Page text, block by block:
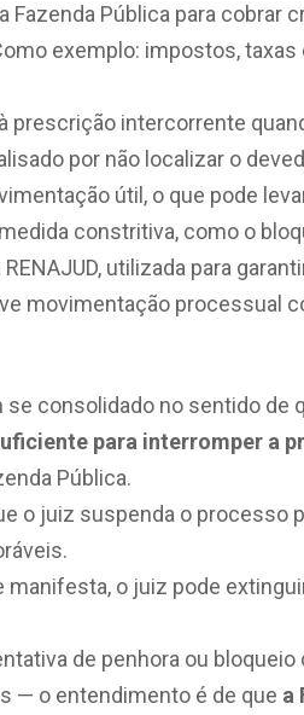
Fazenda Pública para cobrar
exemplo: impostos, taxas
prescrição intercorrente
por não localizar o
útil, o que pode
constritiva, como o
utilizada para
movimentação processual
consolidado no sentido de
para interromper a
Pública.
o juiz suspenda o processo
manifesta, o juiz pode
de penhora ou
— o entendimento é de que a